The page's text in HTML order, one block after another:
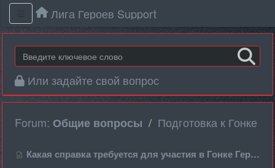
Лига Героев Support
Или задайте свой вопрос
Forum: Общие вопросы Подготовка к Гонке
Какая справка требуется для участия в Гонке Героев или Играх Героев?